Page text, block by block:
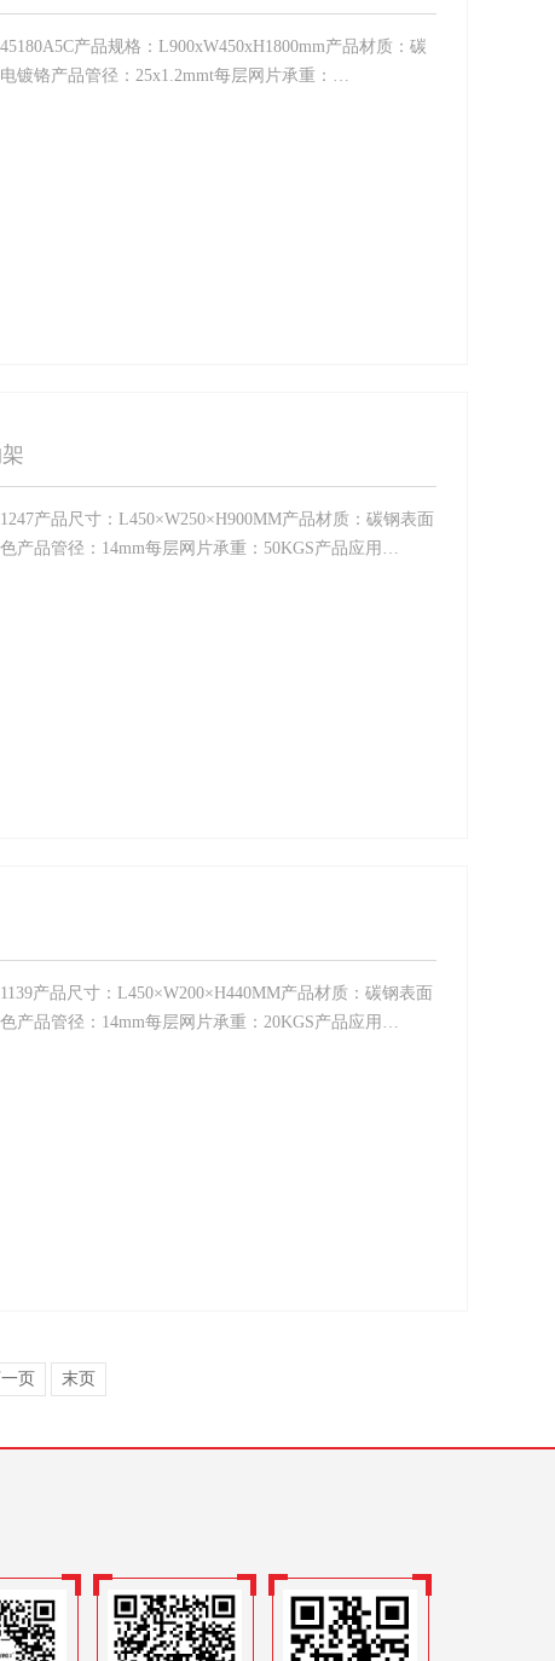
产品规格：L900xW450xH1800mm产品材质：碳
镀铬产品管径：25x1.2mmt每层网片承重：…
产品尺寸：L450×W250×H900MM产品材质：碳钢表面
产品管径：14mm每层网片承重：50KGS产品应用…
产品尺寸：L450×W200×H440MM产品材质：碳钢表面
产品管径：14mm每层网片承重：20KGS产品应用…
页 末页